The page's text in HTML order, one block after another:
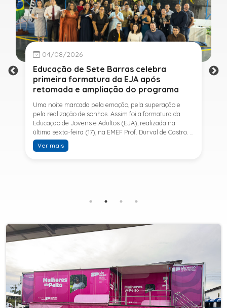
04/08/2026
Educação de Sete Barras celebra
primeira formatura da EJA após
retomada e ampliação do programa
Uma noite marcada pela emoção, pela superação e
pela realização de sonhos. Assim foi a formatura da
Educação de Jovens e Adultos (EJA), realizada na
última sexta-feira (17), na EMEF Prof. Durval de Castro. A
cerimônia celebrou a conclusão dos estudos de 53
alunos e entrou para a história ao marcar a primeira
SESI, ampliando o acesso à educação e oferecendo uma
retomar os estudos.A última turma da Educação de
Jovens e Adultos formada pelo município foi em 2016,
oferecida em Sete Barras e, a partir de agosto de 2025,
passou por uma importante ampliação. Em parceria
com o SESI, a Prefeitura passou a disponibilizar também
o Ensino Fundamental II (6º ao 9º ano) e o Ensino
Médio, ampliando significativamente as oportunidades
para que jovens e adultos concluam sua formação.A
Ver mais